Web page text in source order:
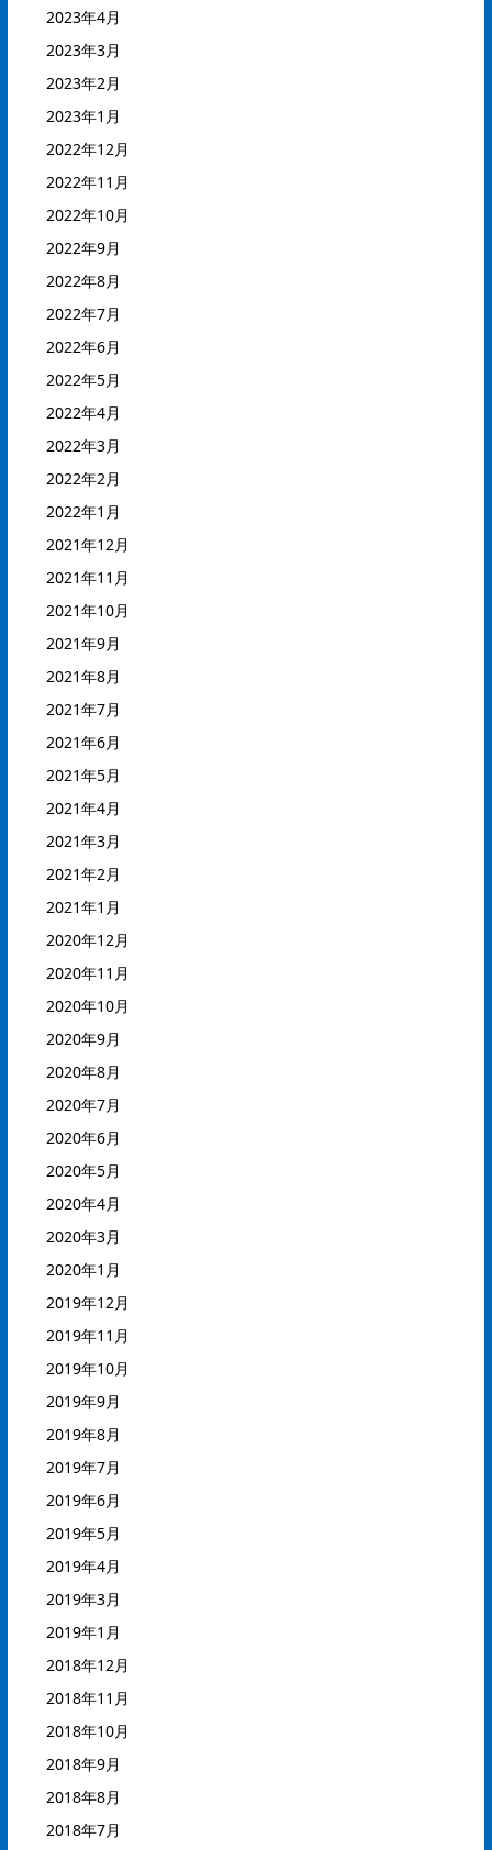
2023年4月
2023年3月
2023年2月
2023年1月
2022年12月
2022年11月
2022年10月
2022年9月
2022年8月
2022年7月
2022年6月
2022年5月
2022年4月
2022年3月
2022年2月
2022年1月
2021年12月
2021年11月
2021年10月
2021年9月
2021年8月
2021年7月
2021年6月
2021年5月
2021年4月
2021年3月
2021年2月
2021年1月
2020年12月
2020年11月
2020年10月
2020年9月
2020年8月
2020年7月
2020年6月
2020年5月
2020年4月
2020年3月
2020年1月
2019年12月
2019年11月
2019年10月
2019年9月
2019年8月
2019年7月
2019年6月
2019年5月
2019年4月
2019年3月
2019年1月
2018年12月
2018年11月
2018年10月
2018年9月
2018年8月
2018年7月